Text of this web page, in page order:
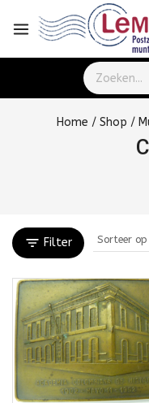
Home / Shop /
Filter